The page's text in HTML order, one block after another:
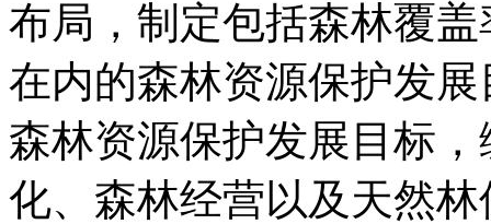
布局，制定包括森林覆
在内的森林资源保护发
森林资源保护发展目标
化、森林经营以及天然